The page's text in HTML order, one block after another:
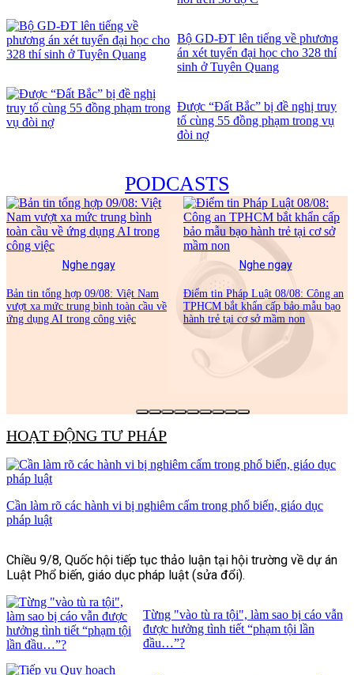
Bộ GD-ĐT lên tiếng về phương
án xét tuyển đại học cho 328 thí
sinh ở Tuyên Quang
Được “Đất Bắc” bị đề nghị truy
tố cùng 55 đồng phạm trong vụ
đòi nợ
PODCASTS
Nghe ngay
Bản tin tổng hợp 09/08: Việt Nam
vượt xa mức trung bình toàn cầu về
ứng dụng AI trong công việc
Nghe ngay
Điểm tin Pháp Luật 08/08: Công an
TPHCM bắt khẩn cấp bảo mẫu bạo
hành trẻ tại cơ sở mầm non
HOẠT ĐỘNG TƯ PHÁP
Cần làm rõ các hành vi bị nghiêm cấm trong phổ biến, giáo dục
pháp luật
Chiều 9/8, Quốc hội tiếp tục thảo luận tại hội trường về dự án
Luật Phổ biến, giáo dục pháp luật (sửa đổi).
Từng "vào tù ra tội", làm sao bị cáo vẫn
được hưởng tình tiết “phạm tội lần
đầu…”?